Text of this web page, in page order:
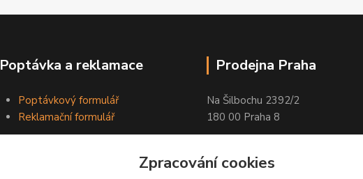
Poptávka a reklamace
Poptávkový formulář
Reklamační formulář
Prodejna Praha
Na Šilbochu 2392/2
180 00 Praha 8
Zpracování cookies